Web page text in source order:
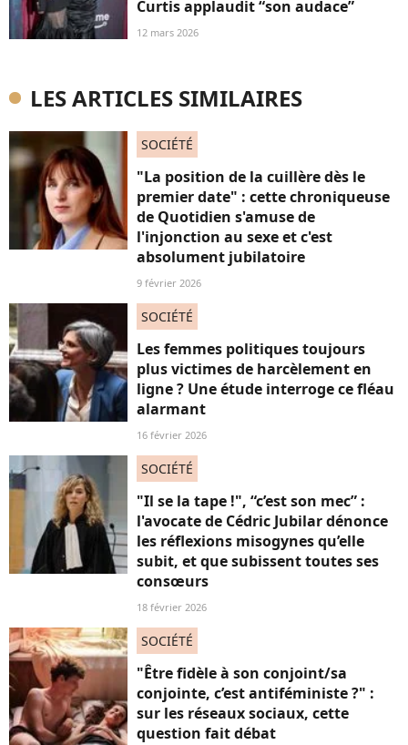
Curtis applaudit “son audace”
12 mars 2026
LES ARTICLES SIMILAIRES
SOCIÉTÉ
"La position de la cuillère dès le
premier date" : cette chroniqueuse
de Quotidien s'amuse de
l'injonction au sexe et c'est
absolument jubilatoire
9 février 2026
SOCIÉTÉ
Les femmes politiques toujours
plus victimes de harcèlement en
ligne ? Une étude interroge ce fléau
alarmant
16 février 2026
SOCIÉTÉ
"Il se la tape !", “c’est son mec” :
l'avocate de Cédric Jubilar dénonce
les réflexions misogynes qu’elle
subit, et que subissent toutes ses
consœurs
18 février 2026
SOCIÉTÉ
"Être fidèle à son conjoint/sa
conjointe, c’est antiféministe ?" :
sur les réseaux sociaux, cette
question fait débat